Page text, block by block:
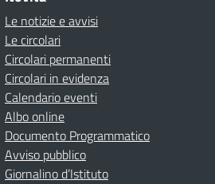
Le notizie e avvisi
Le circolari
Circolari permanenti
Circolari in evidenza
Calendario eventi
Albo online
Documento Programmatico
Avviso pubblico
Giornalino d’Istituto